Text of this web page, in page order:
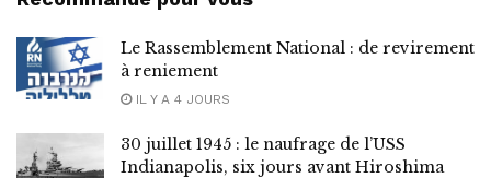
Le Rassemblement National : de revirement
à reniement
IL Y A 4 JOURS
30 juillet 1945 : le naufrage de l’USS
Indianapolis, six jours avant Hiroshima